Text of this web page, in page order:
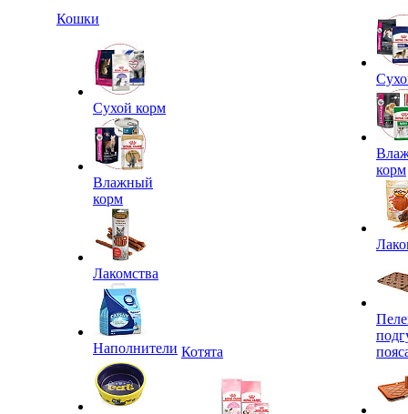
Кошки
Сухой корм
Влажный
корм
Лакомства
Наполнители Котята
корм